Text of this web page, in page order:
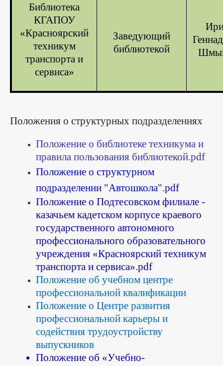
Библиотека
КГАПОУ
«Красноярский
техникум
транспорта и
сервиса»
Заведующий
библиотекой
Положения о структурных подразделениях
Положение о библиотеке техникума и
правила пользования библиотекой.pdf
Положение о структурном
подразделении "Автошкола".pdf
Положение о Подтесовском филиале -
казачьем кадетском корпусе краевого
государственного автономного
профессионального образовательного
учреждения «Красноярский техникум
транспорта и сервиса».pdf
Положение об учебном центре
профессиональной квалификации
Положение о Центре развития
профессиональной карьеры и
содействия трудоустройству
выпускников
Положение об «Учебно-